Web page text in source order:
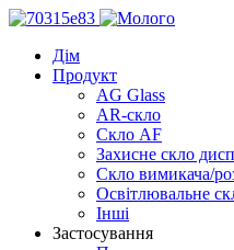
Дім
Продукт
AG Glass
AR-скло
Скло AF
Захисне скло
Скло вимикача/
Освітлювальне
Інші
Застосування